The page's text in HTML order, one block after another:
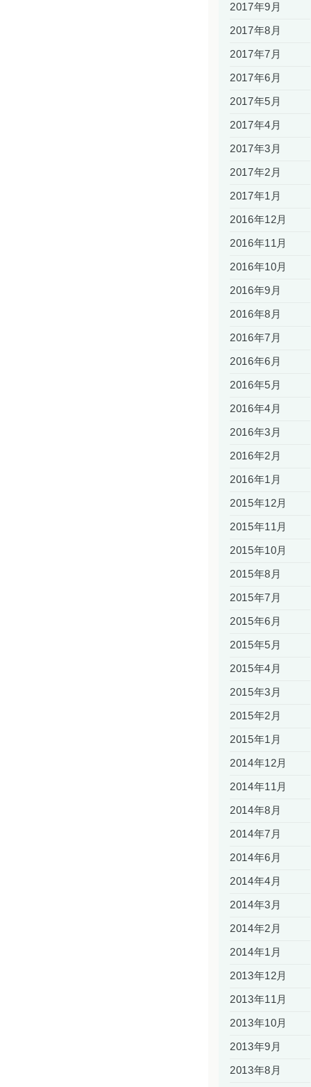
2017年9月
2017年8月
2017年7月
2017年6月
2017年5月
2017年4月
2017年3月
2017年2月
2017年1月
2016年12月
2016年11月
2016年10月
2016年9月
2016年8月
2016年7月
2016年6月
2016年5月
2016年4月
2016年3月
2016年2月
2016年1月
2015年12月
2015年11月
2015年10月
2015年8月
2015年7月
2015年6月
2015年5月
2015年4月
2015年3月
2015年2月
2015年1月
2014年12月
2014年11月
2014年8月
2014年7月
2014年6月
2014年4月
2014年3月
2014年2月
2014年1月
2013年12月
2013年11月
2013年10月
2013年9月
2013年8月